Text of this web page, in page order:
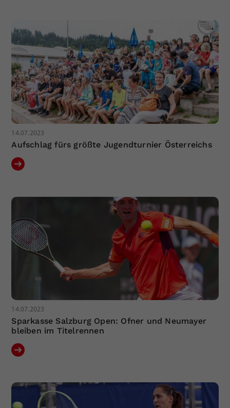
14.07.2023
Aufschlag fürs größte Jugendturnier Österreichs
14.07.2023
Sparkasse Salzburg Open: Ofner und Neumayer
bleiben im Titelrennen